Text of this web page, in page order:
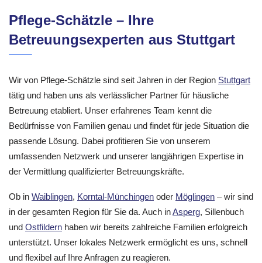
Pflege-Schätzle – Ihre
Betreuungsexperten aus Stuttgart
Wir von Pflege-Schätzle sind seit Jahren in der Region Stuttgart
tätig und haben uns als verlässlicher Partner für häusliche
Betreuung etabliert. Unser erfahrenes Team kennt die
Bedürfnisse von Familien genau und findet für jede Situation die
passende Lösung. Dabei profitieren Sie von unserem
umfassenden Netzwerk und unserer langjährigen Expertise in
der Vermittlung qualifizierter Betreuungskräfte.
Ob in Waiblingen, Korntal-Münchingen oder Möglingen – wir sind
in der gesamten Region für Sie da. Auch inAsperg, Sillenbuch
und Ostfildern haben wir bereits zahlreiche Familien erfolgreich
unterstützt. Unser lokales Netzwerk ermöglicht es uns, schnell
und flexibel auf Ihre Anfragen zu reagieren.